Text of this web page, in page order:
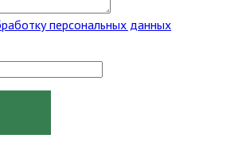
персональных данных